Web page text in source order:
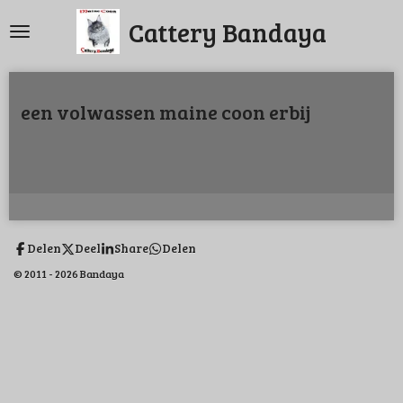
naar
hoofdinhoud
Cattery Bandaya
een volwassen maine coon erbij
Delen Deel Share Delen
© 2011 - 2026 Bandaya